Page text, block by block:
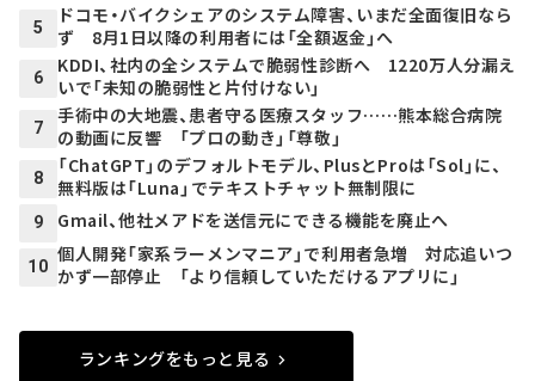
5
ドコモ・バイクシェアのシステム障害、いまだ全面復旧なら
ず 8月1日以降の利用者には「全額返金」へ
6
KDDI、社内の全システムで脆弱性診断へ 1220万人分漏え
いで「未知の脆弱性と片付けない」
7
手術中の大地震、患者守る医療スタッフ……熊本総合病院
の動画に反響 「プロの動き」「尊敬」
8
「ChatGPT」のデフォルトモデル、PlusとProは「Sol」に、
無料版は「Luna」でテキストチャット無制限に
9 Gmail、他社メアドを送信元にできる機能を廃止へ
10
個人開発「家系ラーメンマニア」で利用者急増 対応追いつ
かず一部停止 「より信頼していただけるアプリに」
ランキングをもっと見る